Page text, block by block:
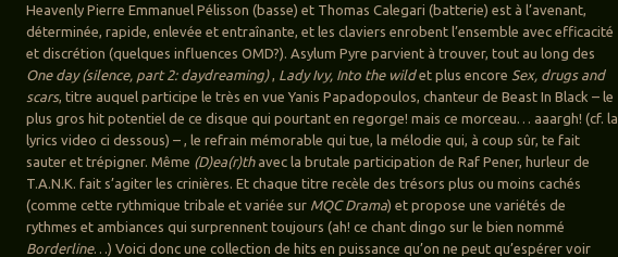
Heavenly Pierre Emmanuel Pélisson (basse) et Thomas Calegari (batterie) est à l’avenant,
déterminée, rapide, enlevée et entraînante, et les claviers enrobent l’ensemble avec efficacité
et discrétion (quelques influences OMD?). Asylum Pyre parvient à trouver, tout au long des
One day (silence, part 2: daydreaming), Lady Ivy, Into the wildet plus encore Sex, drugs and
scars, titre auquel participe le très en vue Yanis Papadopoulos, chanteur de Beast In Black – le
plus gros hit potentiel de ce disque qui pourtant en regorge! mais ce morceau… aaargh! (cf. la
lyrics video ci dessous) – , le refrain mémorable qui tue, la mélodie qui, à coup sûr, te fait
sauter et trépigner. Même (D)ea(r)thavec la brutale participation de Raf Pener, hurleur de
T.A.N.K. fait s’agiter les crinières. Et chaque titre recèle des trésors plus ou moins cachés
(comme cette rythmique tribale et variée sur MQC Drama) et propose une variétés de
rythmes et ambiances qui surprennent toujours (ah! ce chant dingo sur le bien nommé
Borderline…) Voici donc une collection de hits en puissance qu’on ne peut qu’espérer voir